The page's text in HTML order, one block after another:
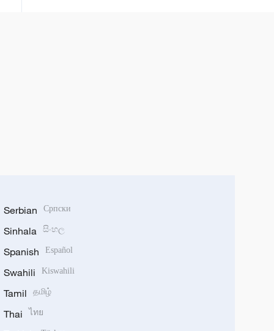
Serbian Српски
Sinhala සිංහල
Spanish Español
Swahili Kiswahili
Tamil தமிழ்
Thai ไทย